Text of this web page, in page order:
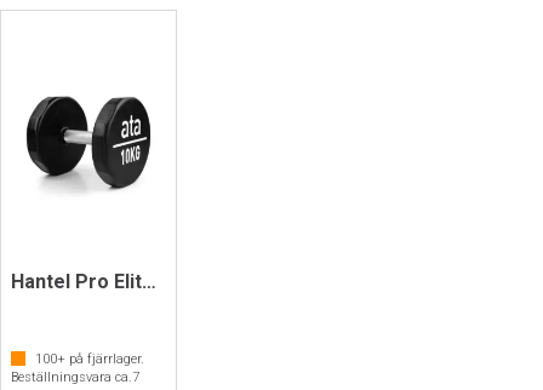
Hantel Pro Elite ata PU
100+ på fjärrlager.
Beställningsvara ca.7